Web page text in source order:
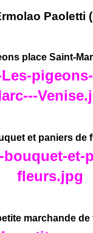
Paoletti
place Saint-
et paniers de
marchande de